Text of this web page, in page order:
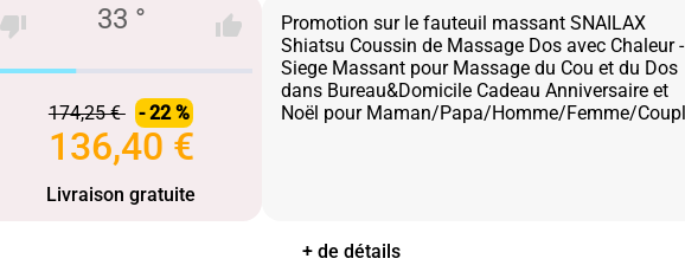
33 °
174,25 € - 22 %
136,40 €
Livraison gratuite
Promotion sur le fauteuil massant SNAILAX
Shiatsu Coussin de Massage Dos avec Chaleur -
Siege Massant pour Massage du Cou et du Dos
dans Bureau&Domicile Cadeau Anniversaire et
+ de détails